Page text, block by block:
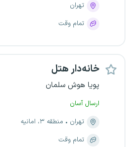
تهران
تمام وقت
خانه‌دار هتل
پویا هوش سلمان
ارسال آسان
تهران
منطقه ۳، امانیه
تمام وقت